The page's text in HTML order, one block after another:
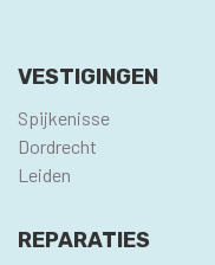
VESTIGINGEN
Spijkenisse
Dordrecht
Leiden
REPARATIES